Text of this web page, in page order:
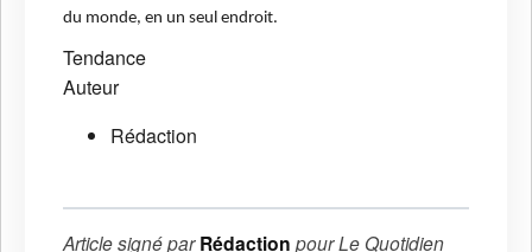
du monde, en un seul endroit.
Tendance
Auteur
Rédaction
Article signé parRédaction pourLe Quotidien